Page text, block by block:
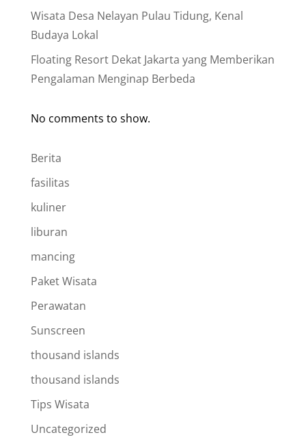
Wisata Desa Nelayan Pulau Tidung, Kenal
Budaya Lokal
Floating Resort Dekat Jakarta yang Memberikan
Pengalaman Menginap Berbeda
No comments to show.
Berita
fasilitas
kuliner
liburan
mancing
Paket Wisata
Perawatan
Sunscreen
thousand islands
thousand islands
Tips Wisata
Uncategorized